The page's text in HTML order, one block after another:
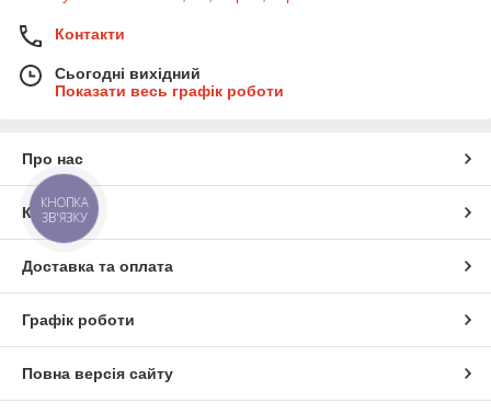
Контакти
Сьогодні вихідний
Показати весь графік роботи
Про нас
Контакти
Доставка та оплата
Графік роботи
Повна версія сайту
КНОПКА
ЗВ'ЯЗКУ